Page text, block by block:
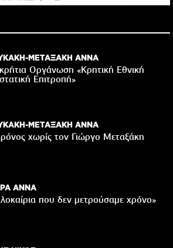
ΜΕΤΑΞΑΚΗ ΑΝΝΑ
Οργάνωση «Κρητική Εθνική
Eπιτροπή»
ΜΕΤΑΞΑΚΗ ΑΝΝΑ
χωρίς τον Γιώργο Μεταξάκη
ΑΝΝΑ
που δεν μετρούσαμε χρόνο»